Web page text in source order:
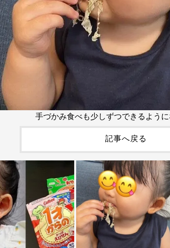
手づかみ食べも少しずつできるように
記事へ戻る